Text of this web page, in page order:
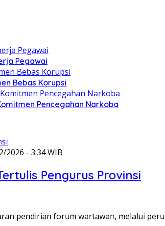
Pegawai
Bebas Korupsi
Pencegahan Narkoba
2026 - 3:34 WIB
Pengurus Provinsi
pendirian forum wartawan, melalui